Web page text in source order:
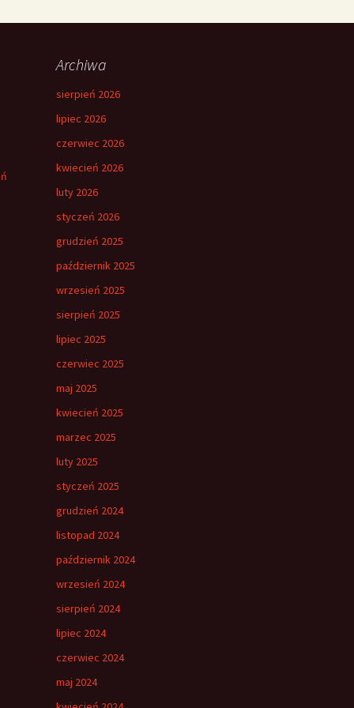
Archiwa
sierpień 2026
lipiec 2026
czerwiec 2026
kwiecień 2026
luty 2026
styczeń 2026
grudzień 2025
październik 2025
wrzesień 2025
sierpień 2025
lipiec 2025
czerwiec 2025
maj 2025
kwiecień 2025
marzec 2025
luty 2025
styczeń 2025
grudzień 2024
listopad 2024
październik 2024
wrzesień 2024
sierpień 2024
lipiec 2024
czerwiec 2024
maj 2024